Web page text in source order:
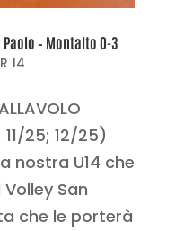
Paolo – Montalto 0-3
14
25; 12/25)
nostra U14 che
San
che le porterà